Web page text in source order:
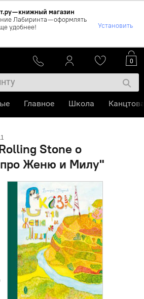
— книжный магазин
Лабиринта — оформлять
удобнее!
Установить
Stone о
про Женю и Милу"
0
Главное Школа